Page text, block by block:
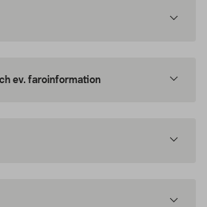
ev. faroinformation